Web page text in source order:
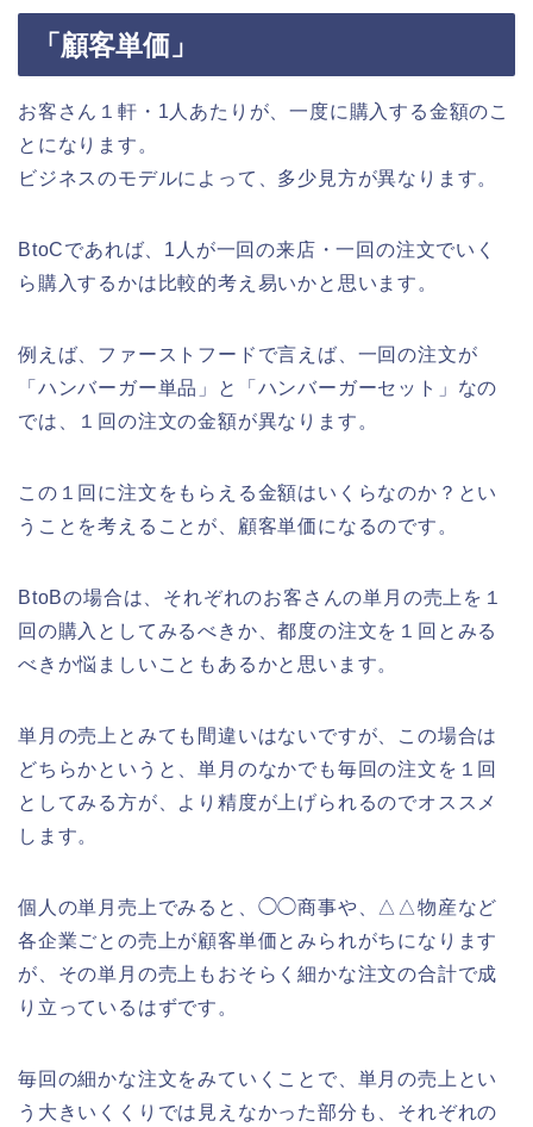
「顧客単価」
お客さん１軒・1人あたりが、一度に購入する金額のこ
とになります。
ビジネスのモデルによって、多少見方が異なります。
BtoCであれば、1人が一回の来店・一回の注文でいく
ら購入するかは比較的考え易いかと思います。
例えば、ファーストフードで言えば、一回の注文が
「ハンバーガー単品」と「ハンバーガーセット」なの
では、１回の注文の金額が異なります。
この１回に注文をもらえる金額はいくらなのか？とい
うことを考えることが、顧客単価になるのです。
BtoBの場合は、それぞれのお客さんの単月の売上を１
回の購入としてみるべきか、都度の注文を１回とみる
べきか悩ましいこともあるかと思います。
単月の売上とみても間違いはないですが、この場合は
どちらかというと、単月のなかでも毎回の注文を１回
としてみる方が、より精度が上げられるのでオススメ
します。
個人の単月売上でみると、◯◯商事や、△△物産など
各企業ごとの売上が顧客単価とみられがちになります
が、その単月の売上もおそらく細かな注文の合計で成
り立っているはずです。
毎回の細かな注文をみていくことで、単月の売上とい
う大きいくくりでは見えなかった部分も、それぞれの